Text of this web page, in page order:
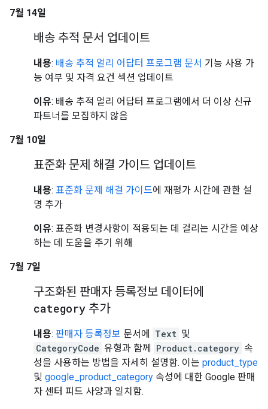
7월 14일
배송 추적 문서 업데이트
내용: 배송 추적 얼리 어답터 프로그램 문서 기능 사용 가
능 여부 및 자격 요건 섹션 업데이트
이유: 배송 추적 얼리 어답터 프로그램에서 더 이상 신규
파트너를 모집하지 않음
7월 10일
표준화 문제 해결 가이드 업데이트
내용: 표준화 문제 해결 가이드에 재평가 시간에 관한 설
명 추가
이유: 표준화 변경사항이 적용되는 데 걸리는 시간을 예상
하는 데 도움을 주기 위해
7월 7일
구조화된 판매자 등록정보 데이터에
category 추가
내용: 판매자 등록정보 문서에 Text 및
CategoryCode 유형과 함께 Product.category 속
성을 사용하는 방법을 자세히 설명함. 이는 product_type
및 google_product_category 속성에 대한 Google 판매
자 센터 피드 사양과 일치함.